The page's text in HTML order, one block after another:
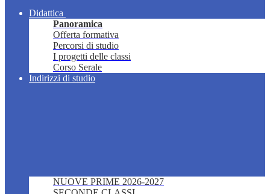
Didattica
Panoramica
Offerta formativa
Percorsi di studio
I progetti delle classi
Corso Serale
Indirizzi di studio
NUOVE PRIME 2026-2027